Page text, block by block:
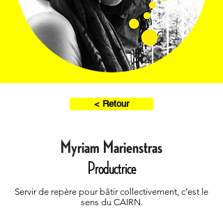
< Retour
Myriam Marienstras
Productrice
Servir de repère pour bâtir collectivement, c’est le
sens du CAIRN.